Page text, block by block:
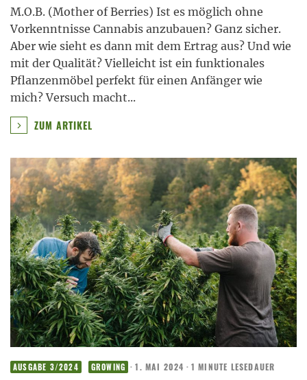
M.O.B. (Mother of Berries) Ist es möglich ohne
Vorkenntnisse Cannabis anzubauen? Ganz sicher.
Aber wie sieht es dann mit dem Ertrag aus? Und wie
mit der Qualität? Vielleicht ist ein funktionales
Pflanzenmöbel perfekt für einen Anfänger wie
mich? Versuch macht...
ZUM ARTIKEL
AUSGABE 3/2024 GROWING · 1. MAI 2024 · 1 MINUTE LESEDAUER